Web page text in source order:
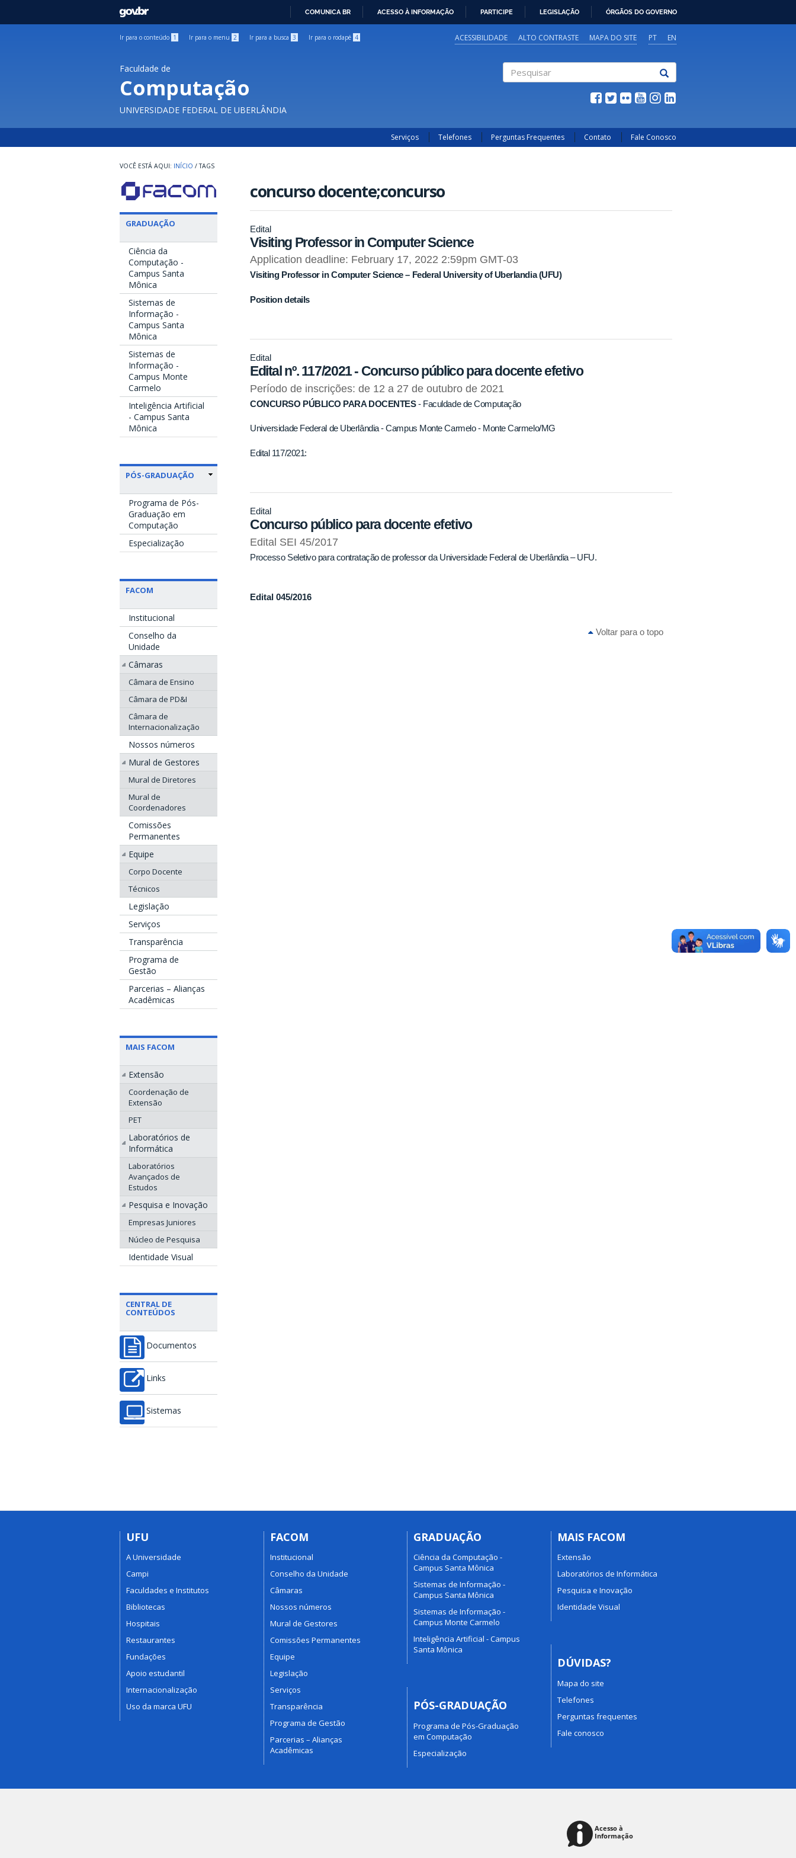
GOVBR
COMUNICA BR ACESSO À INFORMAÇÃO PARTICIPE LEGISLAÇÃO ÓRGÃOS DO GOVERNO
Ir para o conteúdo 1 Ir para o menu 2 Ir para a busca 3 Ir para o rodapé 4 PT EN
ACESSIBILIDADE ALTO CONTRASTE MAPA DO SITE
Faculdade de
Computação
UNIVERSIDADE FEDERAL DE UBERLÂNDIA
Serviços Telefones Perguntas Frequentes Contato Fale Conosco
INÍCIO / TAGS
GRADUAÇÃO
Ciência da
Computação -
Campus Santa
Mônica
Sistemas de
Informação -
Campus Santa
Mônica
Sistemas de
Informação -
Campus Monte
Carmelo
Inteligência Artificial
- Campus Santa
Mônica
PÓS-GRADUAÇÃO
Programa de Pós-
Graduação em
Computação
Especialização
FACOM
Institucional
Conselho da
Unidade
Câmaras
Câmara de Ensino
Câmara de PD&I
Câmara de
Internacionalização
Nossos números
Mural de Gestores
Mural de Diretores
Mural de
Coordenadores
Comissões
Permanentes
Equipe
Corpo Docente
Técnicos
Legislação
Serviços
Transparência
Programa de
Gestão
Parcerias – Alianças
Acadêmicas
MAIS FACOM
Extensão
Coordenação de
Extensão
PET
Laboratórios de
Informática
Laboratórios
Avançados de
Estudos
Pesquisa e Inovação
Empresas Juniores
Núcleo de Pesquisa
Identidade Visual
CENTRAL DE
CONTEÚDOS
Documentos
Links
Sistemas
concurso docente;concurso
Edital
Visiting Professor in Computer Science
Application deadline: February 17, 2022 2:59pm GMT-03
Visiting Professor in Computer Science – Federal University of Uberlandia (UFU)
Position details
Edital
Edital nº. 117/2021 - Concurso público para docente efetivo
Período de inscrições: de 12 a 27 de outubro de 2021
CONCURSO PÚBLICO PARA DOCENTES- Faculdade de Computação
Universidade Federal de Uberlândia - Campus Monte Carmelo - Monte Carmelo/MG
Edital 117/2021:
Edital
Concurso público para docente efetivo
Edital SEI 45/2017
Processo Seletivo para contratação de professor da Universidade Federal de Uberlândia – UFU.
Edital 045/2016
Voltar para o topo
UFU
A Universidade
Campi
Faculdades e Institutos
Bibliotecas
Hospitais
Restaurantes
Fundações
Apoio estudantil
Internacionalização
Uso da marca UFU
FACOM
Institucional
Conselho da Unidade
Câmaras
Nossos números
Mural de Gestores
Comissões Permanentes
Equipe
Legislação
Serviços
Transparência
Programa de Gestão
Parcerias – Alianças
Acadêmicas
GRADUAÇÃO
Ciência da Computação -
Campus Santa Mônica
Sistemas de Informação -
Campus Santa Mônica
Sistemas de Informação -
Campus Monte Carmelo
Inteligência Artificial - Campus
Santa Mônica
PÓS-GRADUAÇÃO
Programa de Pós-Graduação
em Computação
Especialização
MAIS FACOM
Extensão
Laboratórios de Informática
Pesquisa e Inovação
Identidade Visual
DÚVIDAS?
Mapa do site
Telefones
Perguntas frequentes
Fale conosco